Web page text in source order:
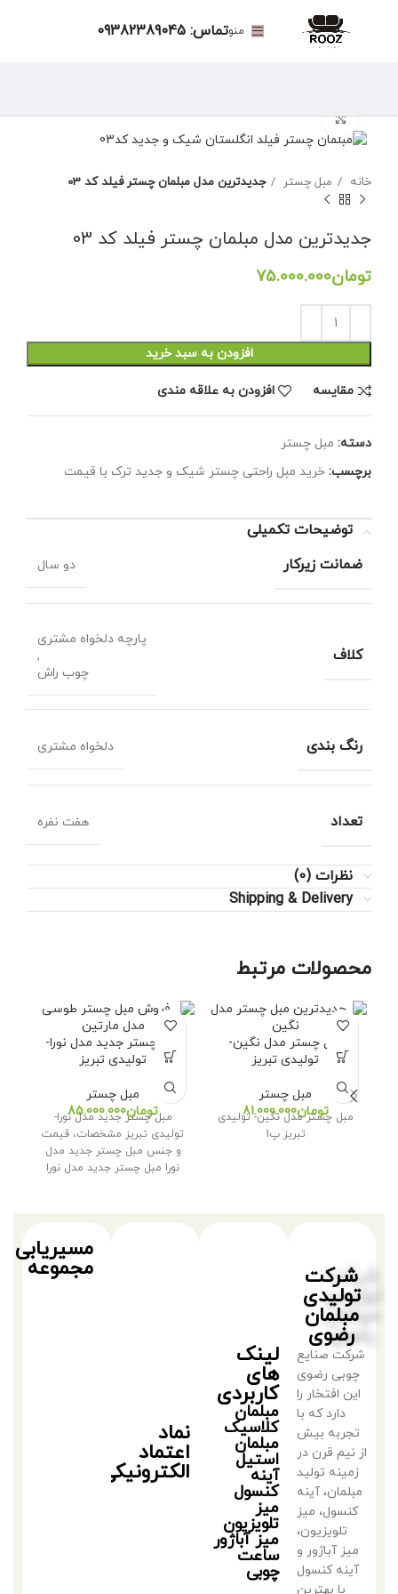
منوتماس: 09382389045
برای بزرگنمایی کلیک کنید
خانه مبل چستر جدیدترین مدل مبلمان چستر فیلد کد 03
جدیدترین مدل مبلمان چستر فیلد کد 03
تومان
افزودن به سبد خرید
مقايسه افزودن به علاقه مندی
دسته: مبل چستر
برچسب: خرید مبل راحتی چستر شیک و جدید ترک با قیمت
توضیحات تکمیلی
ضمانت زیرکار
دو سال
کلاف
پارچه دلخواه مشتری
,
چوب راش
رنگ بندی دلخواه مشتری
تعداد هفت نفره
نظرات (0)
Shipping & Delivery
محصولات مرتبط
مبل چستر مدل نگین-
تولیدی تبریز
مبل چستر
تومان
مبل چستر مدل نگین- تولیدی
تبریز پ1
مبل چستر جدید مدل نورا-
تولیدی تبریز
مبل چستر
تومان
مبل چستر جدید مدل نورا-
تولیدی تبریز مشخصات، قیمت
و جنس مبل چستر جدید مدل
نورا مبل چستر جدید مدل نورا
شرکت
تولیدی
مبلمان
رضوی
شرکت صنایع
چوبی رضوی
این افتخار را
دارد که با
تجربه بیش
از نیم قرن در
زمینه تولید
مبلمان، آینه
کنسول، میز
تلویزیون،
میز آباژور و
آینه کنسول
با بهترین
لینک
های
کاربردی
مبلمان
کلاسیک
مبلمان
استیل
آینه
کنسول
میز
تلویزیون
میز آباژور
ساعت
چوبی
نماد
اعتماد
الکترونیکی
مسیریابی
مجموعه